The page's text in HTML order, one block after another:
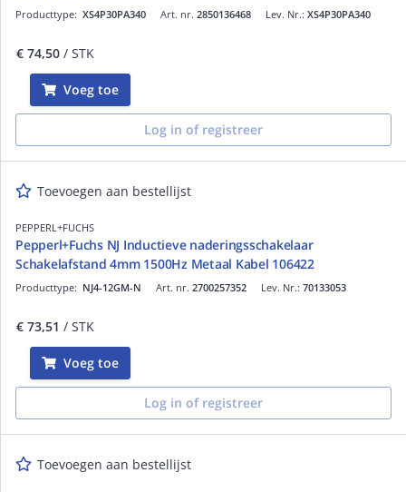
Art. nr. 2850136468
Producttype: XS4P30PA340 Lev. Nr.: XS4P30PA340
€ 74,50 / STK
Voeg toe
Log in of registreer
Toevoegen aan bestellijst
PEPPERL+FUCHS
Pepperl+Fuchs NJ Inductieve naderingsschakelaar
Schakelafstand 4mm 1500Hz Metaal Kabel 106422
Art. nr. 2700257352
Producttype: NJ4-12GM-N Lev. Nr.: 70133053
€ 73,51 / STK
Voeg toe
Log in of registreer
Toevoegen aan bestellijst